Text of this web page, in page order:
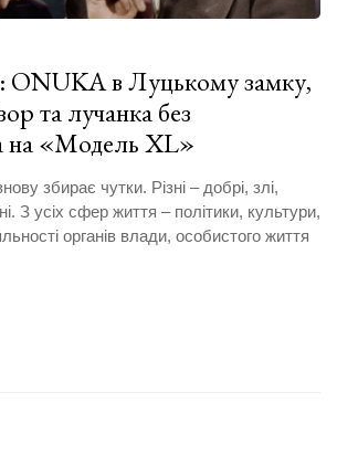
ONUKA в Луцькому замку,
та лучанка без
на «Модель XL»
збирає чутки. Різні – добрі, злі,
З усіх сфер життя – політики, культури,
органів влади, особистого життя